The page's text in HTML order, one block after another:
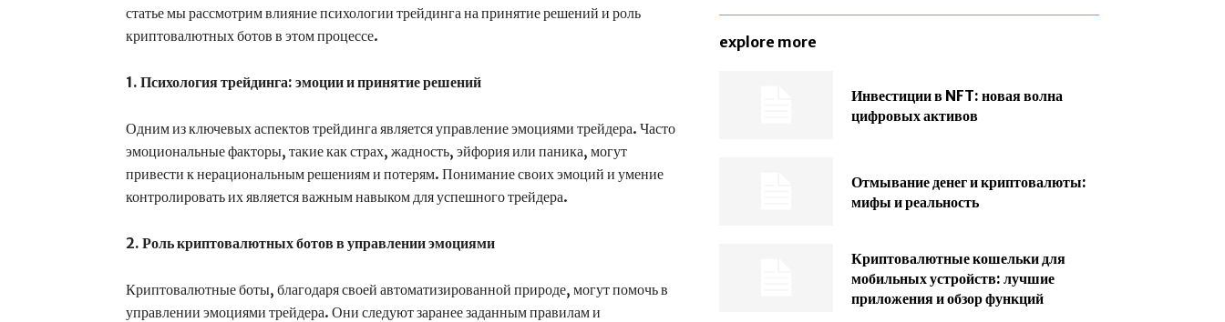
статье мы рассмотрим влияние психологии трейдинга на принятие решений и роль
криптовалютных ботов в этом процессе.
1. Психология трейдинга: эмоции и принятие решений
Одним из ключевых аспектов трейдинга является управление эмоциями трейдера. Часто
эмоциональные факторы, такие как страх, жадность, эйфория или паника, могут
привести к нерациональным решениям и потерям. Понимание своих эмоций и умение
контролировать их является важным навыком для успешного трейдера.
2. Роль криптовалютных ботов в управлении эмоциями
Криптовалютные боты, благодаря своей автоматизированной природе, могут помочь в
управлении эмоциями трейдера. Они следуют заранее заданным правилам и
explore more
Инвестиции в NFT: новая волна
цифровых активов
Отмывание денег и криптовалюты:
мифы и реальность
Криптовалютные кошельки для
мобильных устройств: лучшие
приложения и обзор функций